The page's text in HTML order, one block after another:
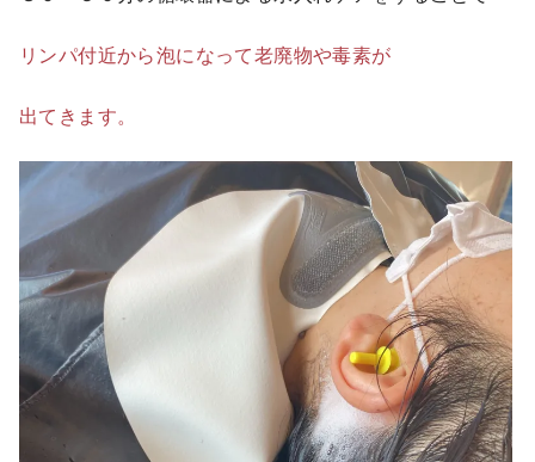
リンパ付近から泡になって老廃物や毒素が
出てきます。